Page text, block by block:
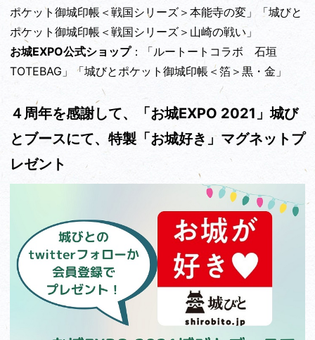
ポケット御城印帳＜戦国シリーズ＞本能寺の変」「城びと
ポケット御城印帳＜戦国シリーズ＞山崎の戦い」
お城EXPO公式ショップ：「ルートートコラボ 石垣
TOTEBAG」「城びとポケット御城印帳＜箔＞黒・金」
４周年を感謝して、「お城EXPO 2021」城び
とブースにて、特製「お城好き」マグネットプ
レゼント